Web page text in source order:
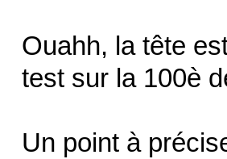
Ouahh, la tête
test sur la 100è
Un point à